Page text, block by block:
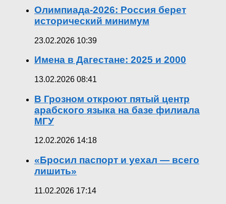
Олимпиада-2026: Россия берет
исторический минимум
23.02.2026 10:39
Имена в Дагестане: 2025 и 2000
13.02.2026 08:41
В Грозном откроют пятый центр
арабского языка на базе филиала
МГУ
12.02.2026 14:18
«Бросил паспорт и уехал — всего
лишить»
11.02.2026 17:14